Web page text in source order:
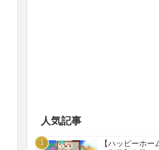
人気記事
【ハッピーホー